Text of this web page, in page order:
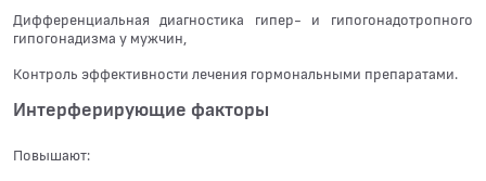
Дифференциальная диагностика гипер- и гипогонадотропного
гипогонадизма у мужчин,
Контроль эффективности лечения гормональными препаратами.
Интерферирующие факторы
Повышают: